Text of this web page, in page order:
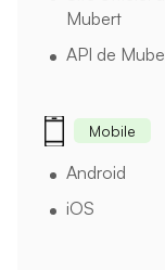
Mubert
API de
Mobile
Android
iOS